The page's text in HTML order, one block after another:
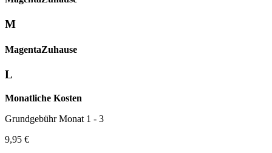
M
Magenta­Zuhause
L
Monatliche Kosten
Grundgebühr Monat 1 - 3
9,95 €